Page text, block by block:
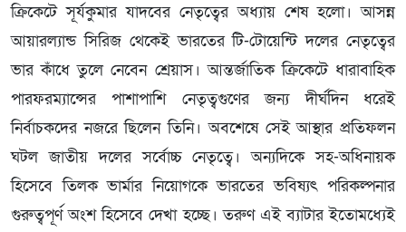
ক্রিকেটে সূর্যকুমার যাদবের নেতৃত্বের অধ্যায় শেষ হলো। আসন্ন
আয়ারল্যান্ড সিরিজ থেকেই ভারতের টি-টোয়েন্টি দলের নেতৃত্বের
ভার কাঁধে তুলে নেবেন শ্রেয়াস। আন্তর্জাতিক ক্রিকেটে ধারাবাহিক
পারফরম্যান্সের পাশাপাশি নেতৃত্বগুণের জন্য দীর্ঘদিন ধরেই
নির্বাচকদের নজরে ছিলেন তিনি। অবশেষে সেই আস্থার প্রতিফলন
ঘটল জাতীয় দলের সর্বোচ্চ নেতৃত্বে। অন্যদিকে সহ-অধিনায়ক
হিসেবে তিলক ভার্মার নিয়োগকে ভারতের ভবিষ্যৎ পরিকল্পনার
গুরুত্বপূর্ণ অংশ হিসেবে দেখা হচ্ছে। তরুণ এই ব্যাটার ইতোমধ্যেই